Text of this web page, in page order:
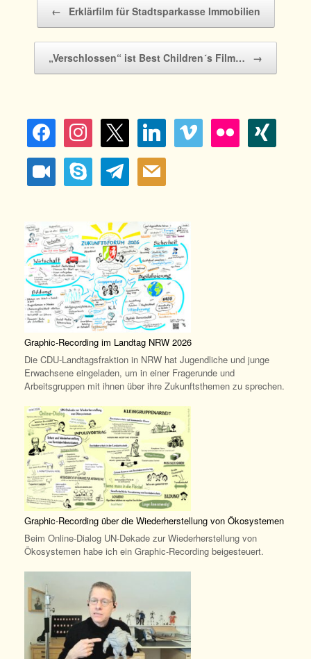
← Erklärfilm für Stadtsparkasse Immobilien
„Verschlossen“ ist Best Children´s Film… →
facebook instagramx linkedin vimeo flickr xing
video-
camera
skype telegram mail
Graphic-Recording im Landtag NRW 2026
Die CDU-Landtagsfraktion in NRW hat Jugendliche und junge
Erwachsene eingeladen, um in einer Fragerunde und
Arbeitsgruppen mit ihnen über ihre Zukunftsthemen zu sprechen.
Graphic-Recording über die Wiederherstellung von Ökosystemen
Beim Online-Dialog UN-Dekade zur Wiederherstellung von
Ökosystemen habe ich ein Graphic-Recording beigesteuert.